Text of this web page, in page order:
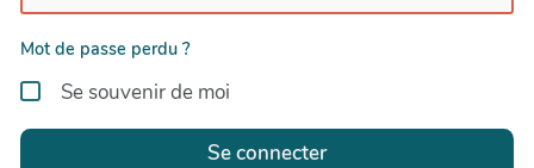
Mot de passe perdu ?
Se souvenir de moi
Se connecter